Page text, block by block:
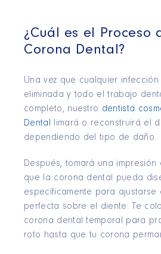
¿Cuál es el Proceso
Corona Dental?
Una vez que cualquier
eliminada y todo el trabajo
completo, nuestro dentista
Dental limará o reconstruirá el
dependiendo del tipo de daño.
Después, tomará una
que la corona dental pueda
específicamente para ajustarse
perfecta sobre el diente. Te
corona dental temporal para
roto hasta que tu corona